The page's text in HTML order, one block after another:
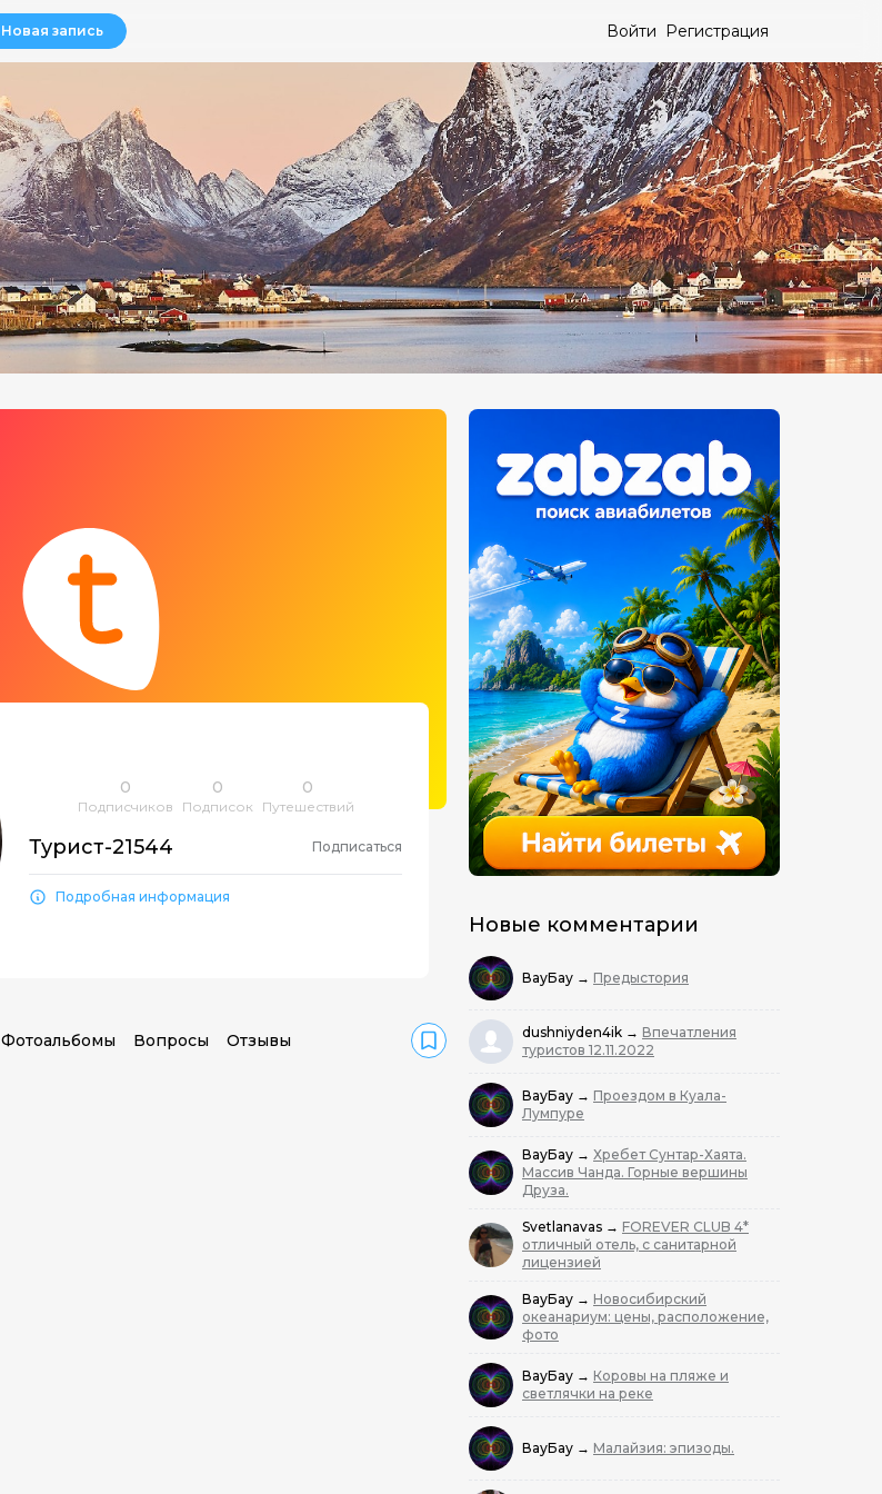
Новая запись Войти Регистрация
Новые комментарии
ВауБау → Предыстория
dushniyden4ik → Впечатления
туристов 12.11.2022
ВауБау → Проездом в Куала-
Лумпуре
ВауБау → Хребет Сунтар-Хаята.
Массив Чанда. Горные вершины
Друза.
Svetlanavas → FOREVER CLUB 4*
отличный отель, с санитарной
лицензией
ВауБау → Новосибирский
океанариум: цены, расположение,
фото
ВауБау → Коровы на пляже и
светлячки на реке
ВауБау → Малайзия: эпизоды.
0
Подписчиков
0
Подписок
0
Путешествий
Турист-21544 Подписаться
Подробная информация
Фотоальбомы Вопросы Отзывы